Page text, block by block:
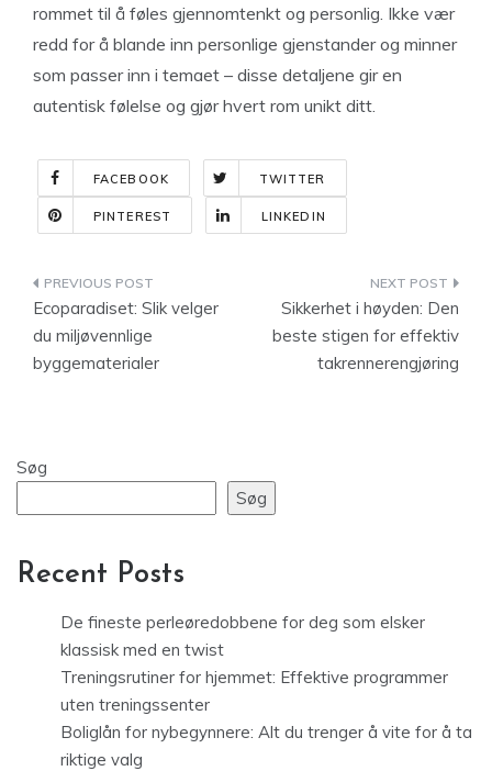
rommet til å føles gjennomtenkt og personlig. Ikke vær
redd for å blande inn personlige gjenstander og minner
som passer inn i temaet – disse detaljene gir en
autentisk følelse og gjør hvert rom unikt ditt.
FACEBOOK TWITTER
PINTEREST LINKEDIN
Indlægsnavigation
Ecoparadiset: Slik velger
du miljøvennlige
byggematerialer
Sikkerhet i høyden: Den
beste stigen for effektiv
takrennerengjøring
Søg
Søg
Recent Posts
De fineste perleøredobbene for deg som elsker
klassisk med en twist
Treningsrutiner for hjemmet: Effektive programmer
uten treningssenter
Boliglån for nybegynnere: Alt du trenger å vite for å ta
riktige valg